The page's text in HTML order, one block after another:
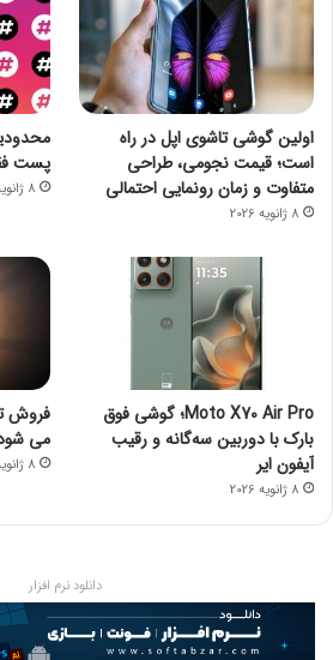
اولین گوشی تاشوی اپل در راه
است؛ قیمت نجومی، طراحی
متفاوت و زمان رونمایی احتمالی
8 ژانویه 2026
پست
8 ژانویه 2026
Moto X70 Air Pro؛ گوشی فوق
بارک با دوربین سه‌گانه و رقیب
آیفون ایر
8 ژانویه 2026
می
8 ژانویه 2026
دانلود نرم افزار